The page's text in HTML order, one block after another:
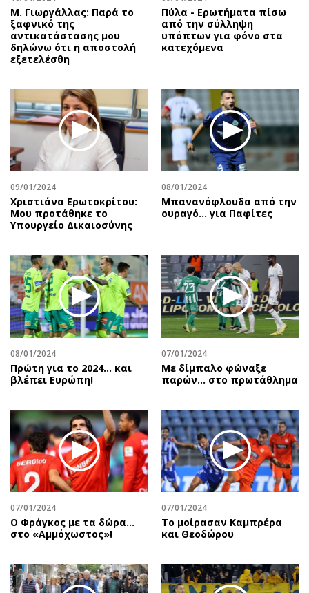
Μ. Γιωργάλλας: Παρά το
ξαφνικό της
αντικατάστασης μου
δηλώνω ότι η αποστολή
εξετελέσθη
Πύλα - Ερωτήματα πίσω
από την σύλληψη
υπόπτων για φόνο στα
κατεχόμενα
09/01/2024
Χριστιάνα Ερωτοκρίτου:
Μου προτάθηκε το
Υπουργείο Δικαιοσύνης
08/01/2024
Μπανανόφλουδα από την
ουραγό… για Παφίτες
08/01/2024
Πρώτη για το 2024… και
βλέπει Ευρώπη!
07/01/2024
Με δίμπαλο φώναξε
παρών… στο πρωτάθλημα
07/01/2024
Ο Φράγκος με τα δώρα…
στο «Αμμόχωστος»!
07/01/2024
Το μοίρασαν Καμπρέρα
και Θεοδώρου